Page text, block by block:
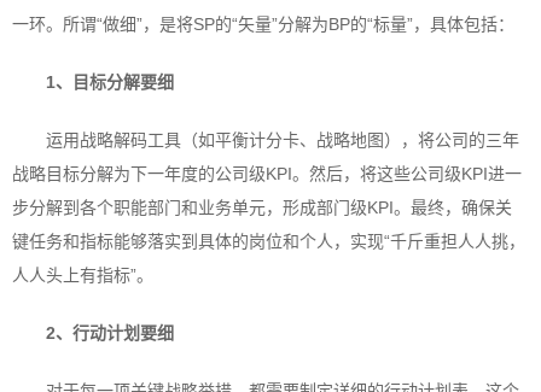
一环。所谓“做细”，是将SP的“矢量”分解为BP的“标量”，具体包括：
1、 目标分解要细
运用战略解码工具（如平衡计分卡、战略地图），将公司的三年
战略目标分解为下一年度的公司级KPI。然后，将这些公司级KPI进一
步分解到各个职能部门和业务单元，形成部门级KPI。最终，确保关
键任务和指标能够落实到具体的岗位和个人，实现“千斤重担人人挑，
人人头上有指标”。
2、 行动计划要细